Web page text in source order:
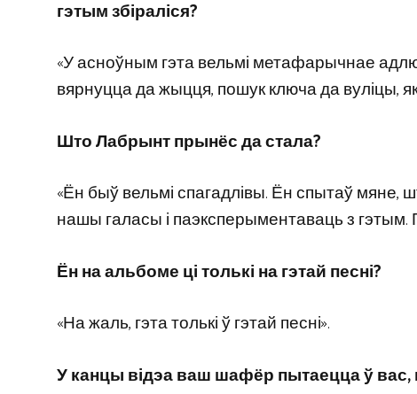
гэтым збіраліся?
«У асноўным гэта вельмі метафарычнае
вярнуцца да жыцця, пошук ключа да вуліцы,
Што Лабрынт прынёс да стала?
«Ён быў вельмі спагадлівы. Ён спытаў
нашы галасы і паэксперыментаваць з гэтым.
Ён на альбоме ці толькі на гэтай песні?
«На жаль, гэта толькі ў гэтай песні».
У канцы відэа ваш шафёр пытаецца ў